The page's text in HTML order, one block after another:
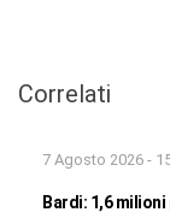
Correlati
7 Agosto 2026 -
Bardi: 1,6